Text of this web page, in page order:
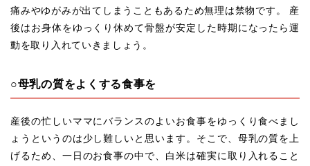
痛みやゆがみが出てしまうこともあるため無理は禁物です。 産
後はお身体をゆっくり休めて骨盤が安定した時期になったら運
動を取り入れていきましょう。
○母乳の質をよくする食事を
産後の忙しいママにバランスのよいお食事をゆっくり食べまし
ょうというのは少し難しいと思います。そこで、母乳の質を上
げるため、一日のお食事の中で、白米は確実に取り入れること